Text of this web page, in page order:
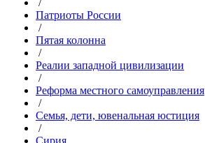
/
Патриоты России
/
Пятая колонна
/
Реалии западной цивилизации
/
Реформа местного самоуправления
/
Семья, дети, ювенальная юстиция
/
Сирия